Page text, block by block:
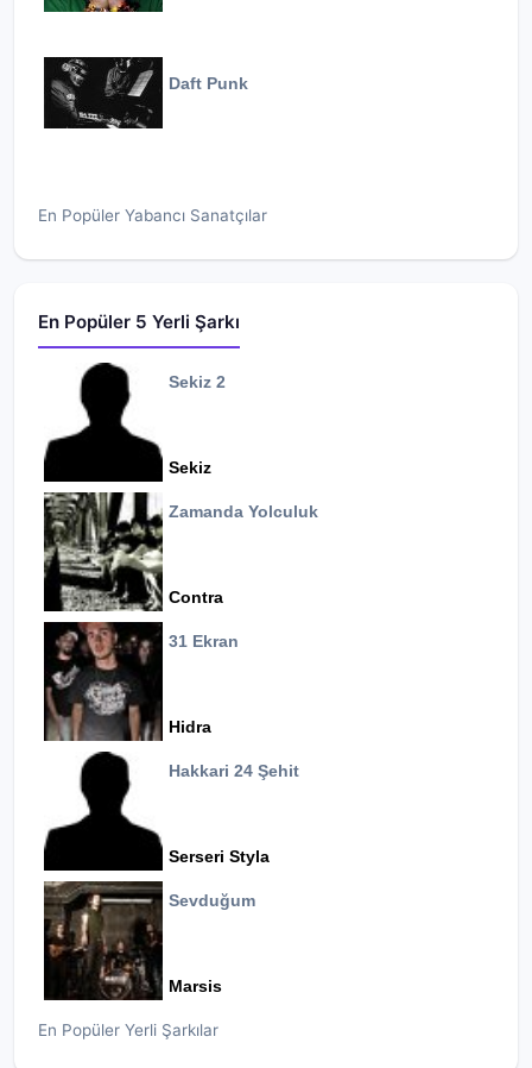
Daft Punk
En Popüler Yabancı Sanatçılar
En Popüler 5 Yerli Şarkı
Sekiz 2
Sekiz
Zamanda Yolculuk
Contra
31 Ekran
Hidra
Hakkari 24 Şehit
Serseri Styla
Sevduğum
Marsis
En Popüler Yerli Şarkılar